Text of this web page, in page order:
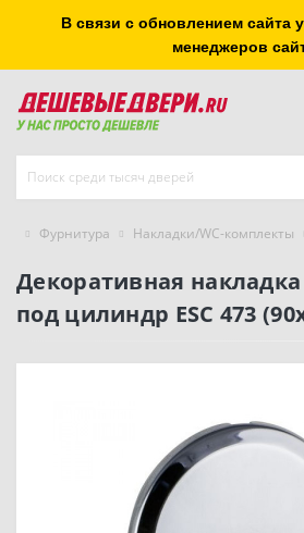
В связи с обновлением сайта
менеджеров
Фурнитура Накладки/WC-комплекты
Декоративная
под цилиндр ESC 473